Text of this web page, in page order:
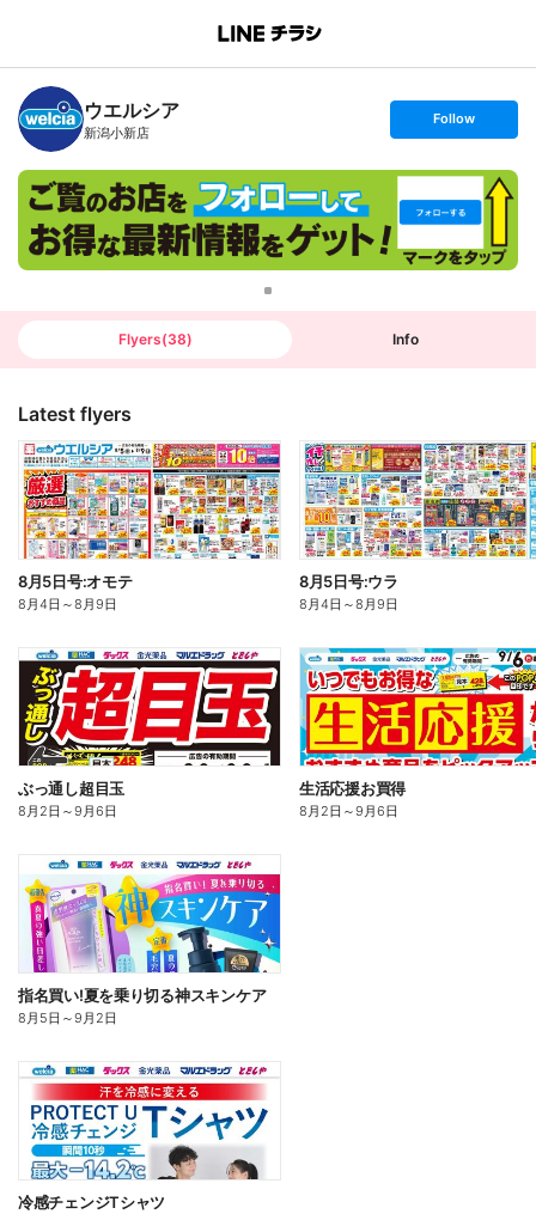
B
n
c
h
T
ウエルシア
新潟小新店
s
t
o
l
o
w
Follow
Flyers(38) Info
Latest flyers
8月5日号:オモテ
8月4日 ～8月9日
8月5日号:ウラ
8月4日 ～8月9日
ぶっ通し超目玉
8月2日 ～9月6日
生活応援お買得
8月2日 ～9月6日
指名買い!夏を乗り切る神スキンケア
8月5日 ～9月2日
冷感チェンジTシャツ